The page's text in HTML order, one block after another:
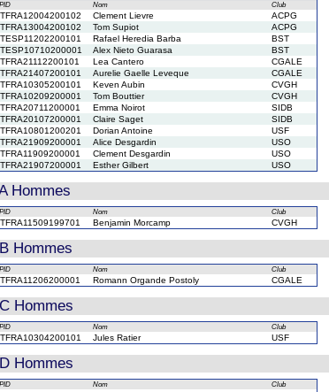
Nom Club
Clement Lievre
ACPG
Tom Supiot
ACPG
Rafael Heredia Barba
BST
Alex Nieto Guarasa
BST
Lea Cantero
CGALE
Aurelie Gaelle Leveque
CGALE
Keven Aubin
CVGH
Tom Bouttier
CVGH
Emma Noirot
SIDB
Claire Saget
SIDB
Dorian Antoine
USF
Alice Desgardin
USO
Clement Desgardin
USO
Esther Gilbert USO
Hommes
Nom Club
Benjamin Morcamp CVGH
Hommes
Nom Club
Romann Organde Postoly CGALE
Hommes
Nom Club
Jules Ratier USF
Hommes
Nom Club